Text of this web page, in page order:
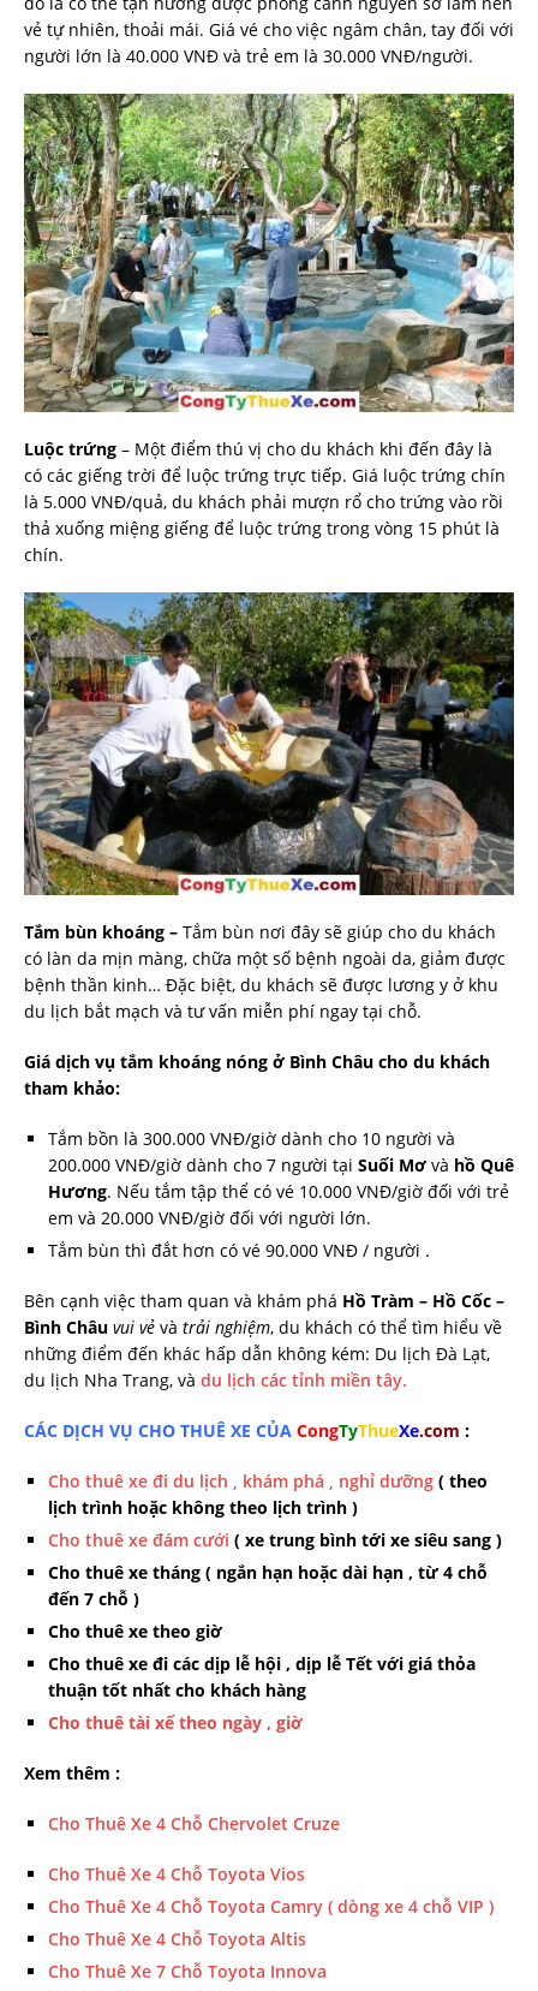
vẻ tự nhiên, thoải mái. Giá vé cho việc ngâm chân, tay đối với
người lớn là 40.000 VNĐ và trẻ em là 30.000 VNĐ/người.
Luộc trứng – Một điểm thú vị cho du khách khi đến đây là
có các giếng trời để luộc trứng trực tiếp. Giá luộc trứng chín
là 5.000 VNĐ/quả, du khách phải mượn rổ cho trứng vào rồi
thả xuống miệng giếng để luộc trứng trong vòng 15 phút là
chín.
Tắm bùn khoáng – Tắm bùn nơi đây sẽ giúp cho du khách
có làn da mịn màng, chữa một số bệnh ngoài da, giảm được
bệnh thần kinh… Đặc biệt, du khách sẽ được lương y ở khu
du lịch bắt mạch và tư vấn miễn phí ngay tại chỗ.
Giá dịch vụ tắm khoáng nóng ở Bình Châu cho du khách
tham khảo:
Tắm bồn là 300.000 VNĐ/giờ dành cho 10 người và
200.000 VNĐ/giờ dành cho 7 người tại Suối Mơ và hồ Quê
Hương. Nếu tắm tập thể có vé 10.000 VNĐ/giờ đối với trẻ
em và 20.000 VNĐ/giờ đối với người lớn.
Tắm bùn thì đắt hơn có vé 90.000 VNĐ / người .
Bên cạnh việc tham quan và khám phá Hồ Tràm – Hồ Cốc –
Bình Châu vui vẻ và trải nghiệm, du khách có thể tìm hiểu về
những điểm đến khác hấp dẫn không kém: Du lịch Đà Lạt,
du lịch Nha Trang, và du lịch các tỉnh miền tây.
CÁC DỊCH VỤ CHO THUÊ XE CỦA CongTyThueXe.com :
Cho thuê xe đi du lịch , khám phá , nghỉ dưỡng ( theo
lịch trình hoặc không theo lịch trình )
Cho thuê xe đám cưới ( xe trung bình tới xe siêu sang )
Cho thuê xe tháng ( ngắn hạn hoặc dài hạn , từ 4 chỗ
đến 7 chỗ )
Cho thuê xe theo giờ
Cho thuê xe đi các dịp lễ hội , dịp lễ Tết với giá thỏa
thuận tốt nhất cho khách hàng
Cho thuê tài xế theo ngày , giờ
Xem thêm :
Cho Thuê Xe 4 Chỗ Chervolet Cruze
Cho Thuê Xe 4 Chỗ Toyota Vios
Cho Thuê Xe 4 Chỗ Toyota Camry ( dòng xe 4 chỗ VIP )
Cho Thuê Xe 4 Chỗ Toyota Altis
Cho Thuê Xe 7 Chỗ Toyota Innova